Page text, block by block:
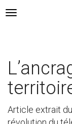
Navigation
Article extrait du